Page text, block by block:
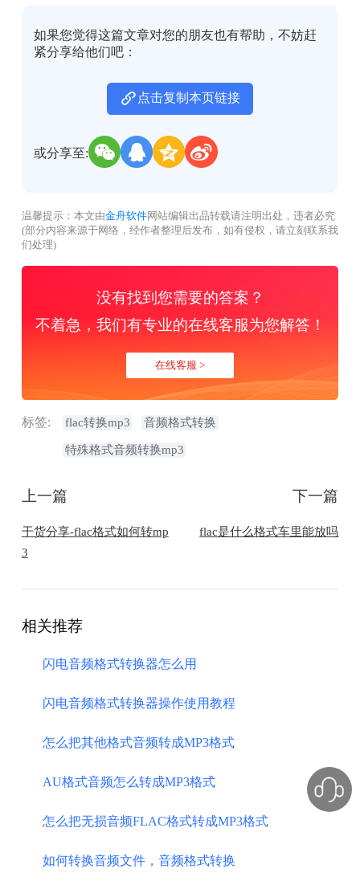
如果您觉得这篇文章对您的朋友也有帮助，不妨赶
紧分享给他们吧：
点击复制本页链接
或分享至:
温馨提示：本文由金舟软件网站编辑出品转载请注明出处，违者必究
(部分内容来源于网络，经作者整理后发布，如有侵权，请立刻联系我
们处理)
没有找到您需要的答案？
不着急，我们有专业的在线客服为您解答！
在线客服 >
标签: flac转换mp3 音频格式转换
特殊格式音频转换mp3
上一篇
干货分享-flac格式如何转mp
3
下一篇
flac是什么格式车里能放吗
相关推荐
闪电音频格式转换器怎么用
闪电音频格式转换器操作使用教程
怎么把其他格式音频转成MP3格式
AU格式音频怎么转成MP3格式
怎么把无损音频FLAC格式转成MP3格式
如何转换音频文件，音频格式转换